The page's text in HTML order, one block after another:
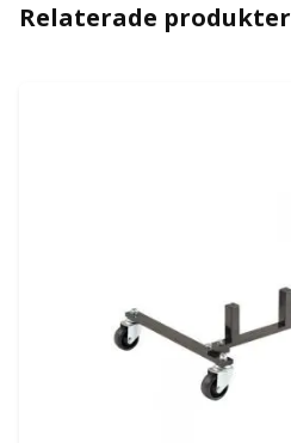
Relaterade produkter